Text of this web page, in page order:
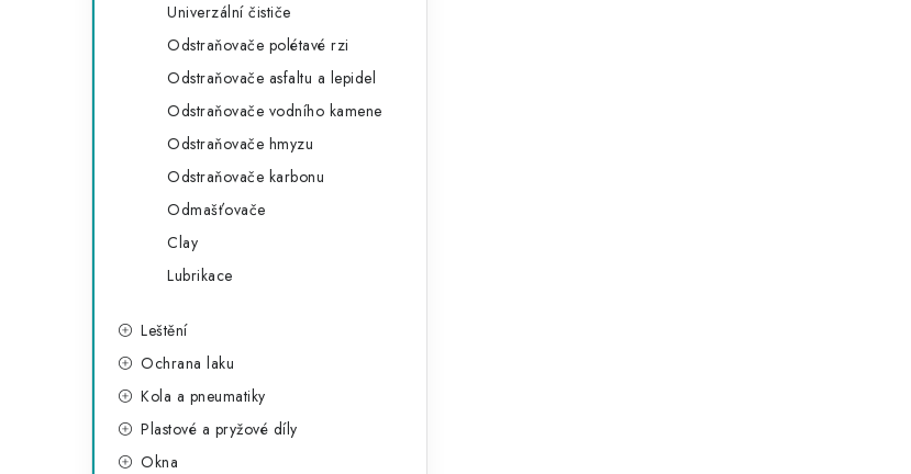
Univerzální čističe
Odstraňovače polétavé rzi
Odstraňovače asfaltu a lepidel
Odstraňovače vodního kamene
Odstraňovače hmyzu
Odstraňovače karbonu
Odmašťovače
Clay
Lubrikace
Leštění
Ochrana laku
Kola a pneumatiky
Plastové a pryžové díly
Okna